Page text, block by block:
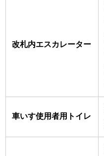
改札内エスカレーター
車いす使用者用トイレ